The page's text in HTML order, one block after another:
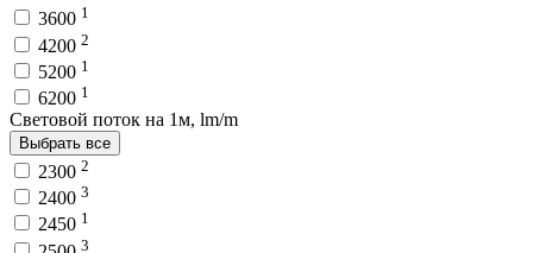
3600 1
4200 2
5200 1
6200 1
Световой поток на 1м, lm/m
Выбрать все
2300 2
2400 3
2450 1
3